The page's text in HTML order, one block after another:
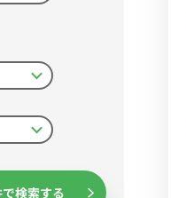
検索する